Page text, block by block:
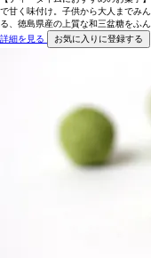
で甘く味付け。子供から大人までみ
る、徳島県産の上質な和三盆糖をふん
詳細を見る
お気に入りに登録する